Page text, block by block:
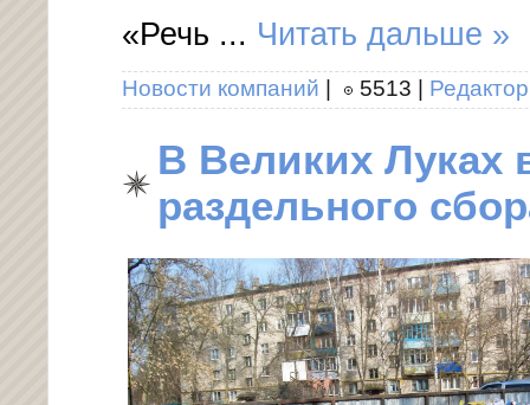
«Речь ... Читать дальше »
Новости компаний 5513 Редактор
В Великих Луках
раздельного